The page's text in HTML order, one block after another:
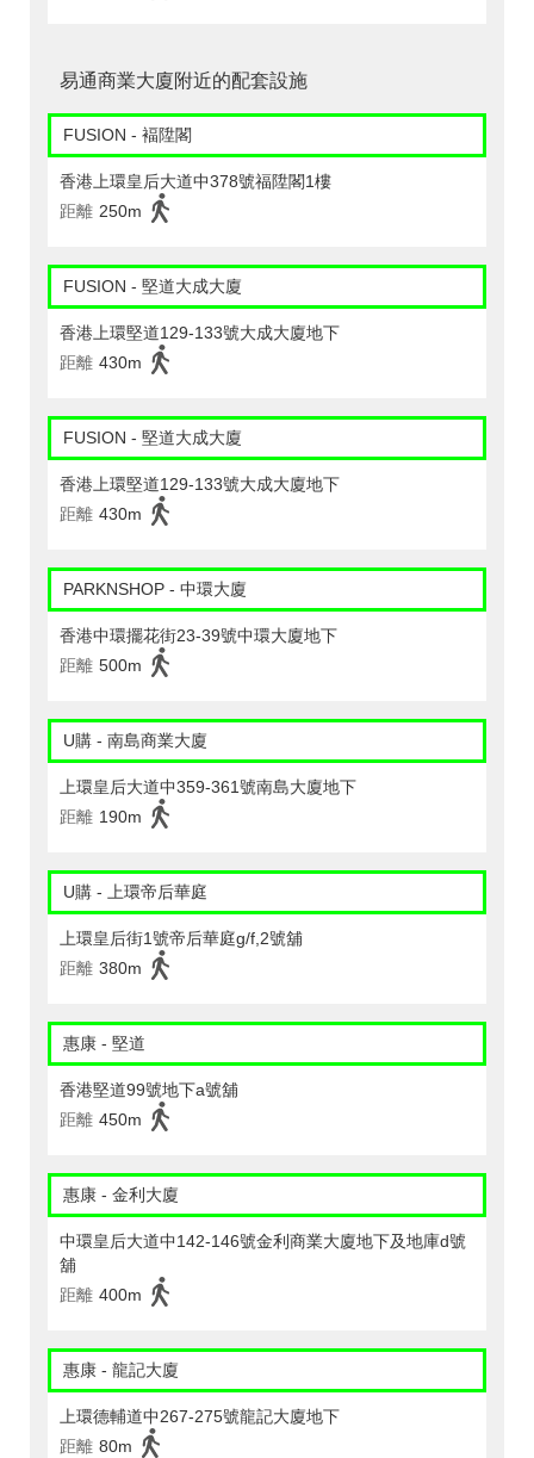
易通商業大廈附近的配套設施
FUSION - 褔陞閣
香港上環皇后大道中378號福陞閣1樓
距離 250m
FUSION - 堅道大成大廈
香港上環堅道129-133號大成大廈地下
距離 430m
FUSION - 堅道大成大廈
香港上環堅道129-133號大成大廈地下
距離 430m
PARKNSHOP - 中環大廈
香港中環擺花街23-39號中環大廈地下
距離 500m
U購 - 南島商業大廈
上環皇后大道中359-361號南島大廈地下
距離 190m
U購 - 上環帝后華庭
上環皇后街1號帝后華庭g/f,2號舖
距離 380m
惠康 - 堅道
香港堅道99號地下a號舖
距離 450m
惠康 - 金利大廈
中環皇后大道中142-146號金利商業大廈地下及地庫d號
舖
距離 400m
惠康 - 龍記大廈
上環德輔道中267-275號龍記大廈地下
距離 80m